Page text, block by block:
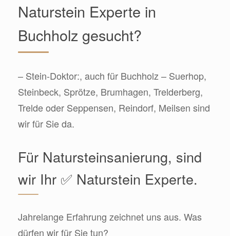
Naturstein Experte in
Buchholz gesucht?
– Stein-Doktor:, auch für Buchholz – Suerhop,
Steinbeck, Sprötze, Brumhagen, Trelderberg,
Trelde oder Seppensen, Reindorf, Meilsen sind
wir für Sie da.
Für Natursteinsanierung, sind
wir Ihr ✅ Naturstein Experte.
Jahrelange Erfahrung zeichnet uns aus. Was
dürfen wir für Sie tun?